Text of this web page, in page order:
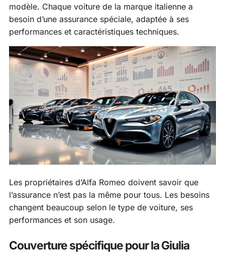
modèle. Chaque voiture de la marque italienne a
besoin d’une assurance spéciale, adaptée à ses
performances et caractéristiques techniques.
Les propriétaires d’Alfa Romeo doivent savoir que
l’assurance n’est pas la même pour tous. Les besoins
changent beaucoup selon le type de voiture, ses
performances et son usage.
Couverture spécifique pour la Giulia